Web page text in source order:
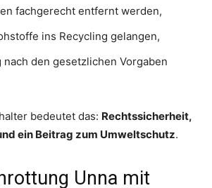
fachgerecht entfernt werden,
ins Recycling gelangen,
den gesetzlichen Vorgaben
bedeutet das: Rechtssicherheit,
ein Beitrag zum Umweltschutz.
Unna mit